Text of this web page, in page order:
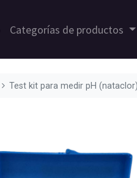
Categorías de productos
Test kit para medir pH (nataclor)